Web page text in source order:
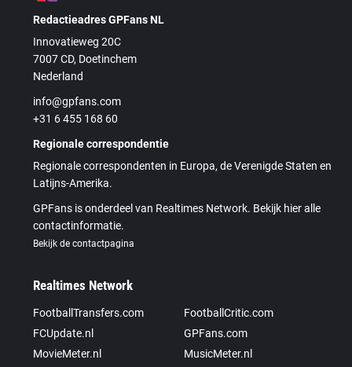
Redactieadres GPFans NL
Innovatieweg 20C
7007 CD, Doetinchem
Nederland
info@gpfans.com
+31 6 455 168 60
Regionale correspondentie
Regionale correspondenten in Europa, de Verenigde Staten en
Latijns-Amerika.
GPFans is onderdeel van Realtimes Network. Bekijk hier alle
contactinformatie.
Bekijk de contactpagina
Realtimes Network
FootballTransfers.com
FootballCritic.com
FCUpdate.nl
GPFans.com
MovieMeter.nl
MusicMeter.nl